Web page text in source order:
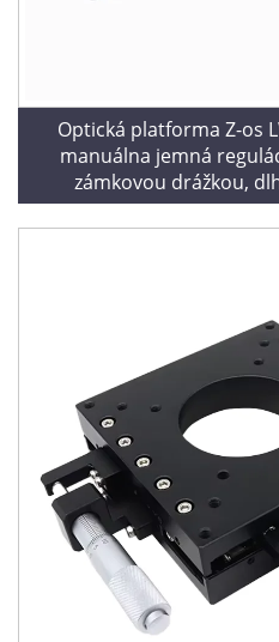
Optická platforma Z-os
manuálna jemná
zámkovou drážkou,